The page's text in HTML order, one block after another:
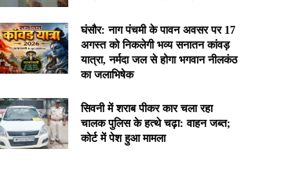
घंसौर: नाग पंचमी के पावन अवसर पर 17
अगस्त को निकलेगी भव्य सनातन कांवड़
यात्रा, नर्मदा जल से होगा भगवान नीलकंठ
का जलाभिषेक
सिवनी में शराब पीकर कार चला रहा
चालक पुलिस के हत्थे चढ़ा: वाहन जब्त;
कोर्ट में पेश हुआ मामला